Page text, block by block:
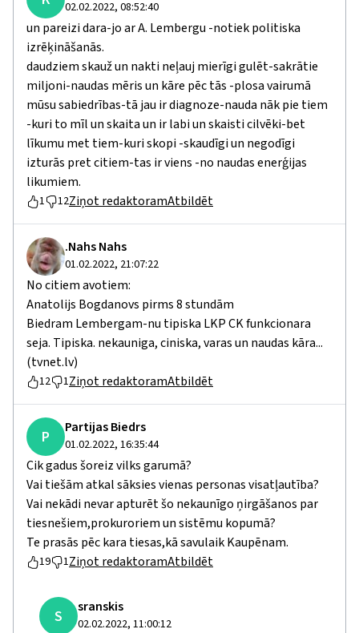
02.02.2022, 08:52:40
un pareizi dara-jo ar A. Lembergu -notiek politiska
izrēķināšanās.
daudziem skauž un nakti neļauj mierīgi gulēt-sakrātie
miljoni-naudas mēris un kāre pēc tās -plosa vairumā
mūsu sabiedrības-tā jau ir diagnoze-nauda nāk pie tiem
-kuri to mīl un skaita un ir labi un skaisti cilvēki-bet
līkumu met tiem-kuri skopi -skaudīgi un negodīgi
izturās pret citiem-tas ir viens -no naudas enerģijas
likumiem.
1 12Ziņot redaktoramAtbildēt
.Nahs Nahs
01.02.2022, 21:07:22
No citiem avotiem:
Anatolijs Bogdanovs pirms 8 stundām
Biedram Lembergam-nu tipiska LKP CK funkcionara
seja. Tipiska. nekauniga, ciniska, varas un naudas kāra...
(tvnet.lv)
12 1Ziņot redaktoramAtbildēt
P Partijas Biedrs
01.02.2022, 16:35:44
Cik gadus šoreiz vilks garumā?
Vai tiešām atkal sāksies vienas personas visatļautība?
Vai nekādi nevar apturēt šo nekaunīgo ņirgāšanos par
tiesnešiem,prokuroriem un sistēmu kopumā?
Te prasās pēc kara tiesas,kā savulaik Kaupēnam.
19 1Ziņot redaktoramAtbildēt
S sranskis
02.02.2022, 11:00:12